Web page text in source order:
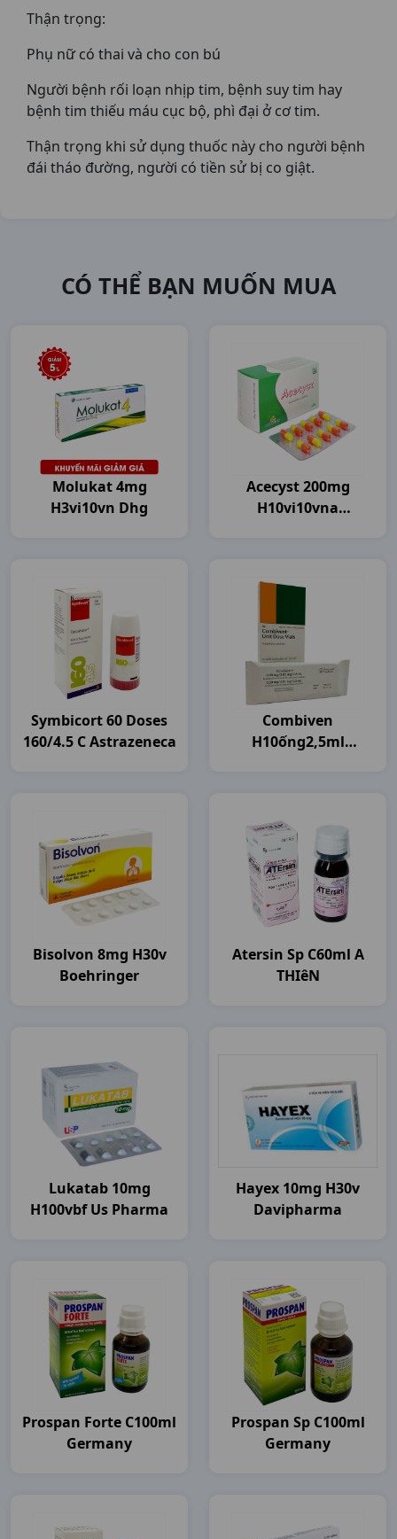
Thận trọng:
Phụ nữ có thai và cho con bú
Người bệnh rối loạn nhịp tim, bệnh suy tim hay
bệnh tim thiếu máu cục bộ, phì đại ở cơ tim.
Thận trọng khi sử dụng thuốc này cho người bệnh
đái tháo đường, người có tiền sử bị co giật.
CÓ THỂ BẠN MUỐN MUA
Molukat 4mg
H3vi10vn Dhg
Acecyst 200mg
H10vi10vna
Symbicort 60 Doses
160/4.5 C Astrazeneca
Combiven
H10ống2,5ml
Bisolvon 8mg H30v
Boehringer
Atersin Sp C60ml A
THIêN
Lukatab 10mg
H100vbf Us Pharma
Hayex 10mg H30v
Davipharma
Prospan Forte C100ml
Germany
Prospan Sp C100ml
Germany